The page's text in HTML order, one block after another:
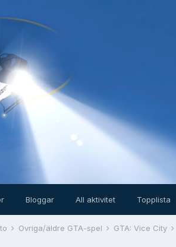
Bloggar All aktivitet Topplista
Övriga/äldre GTA-spel GTA: Vice City